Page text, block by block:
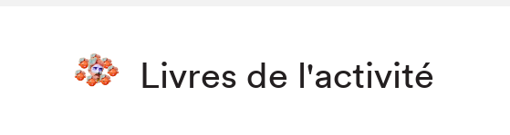
Livres de l'activité